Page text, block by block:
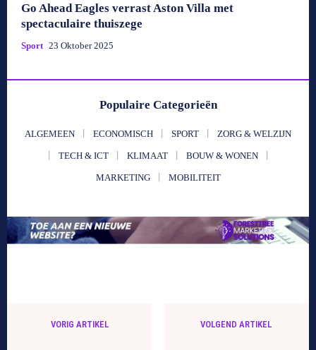
Go Ahead Eagles verrast Aston Villa met
spectaculaire thuiszege
Sport 23 Oktober 2025
Populaire Categorieën
ALGEMEEN ECONOMISCH SPORT ZORG & WELZIJN
TECH & ICT KLIMAAT BOUW & WONEN
MARKETING MOBILITEIT
VORIG ARTIKEL VOLGEND ARTIKEL